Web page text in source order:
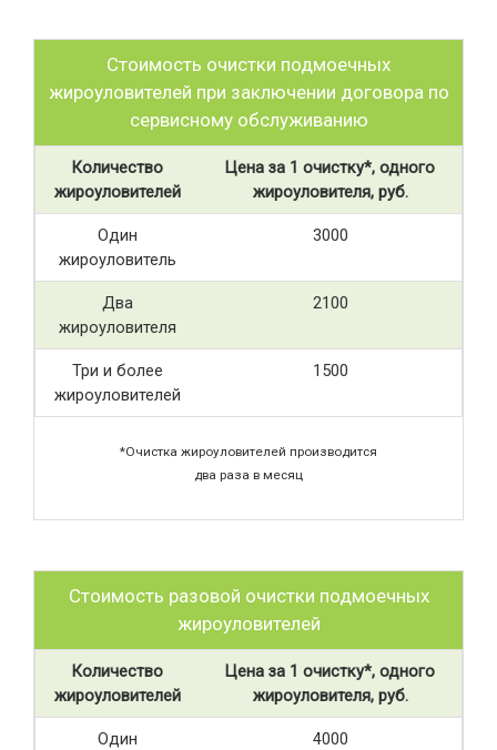
Стоимость очистки подмоечных
жироуловителей при заключении договора по
сервисному обслуживанию
Количество
жироуловителей
Цена за 1 очистку*, одного
жироуловителя, руб.
Один
жироуловитель
3000
Два
жироуловителя
2100
Три и более
жироуловителей
1500
*Очистка жироуловителей производится
два раза в месяц
Стоимость разовой очистки подмоечных
жироуловителей
Количество
жироуловителей
Цена за 1 очистку*, одного
жироуловителя, руб.
Один
4000